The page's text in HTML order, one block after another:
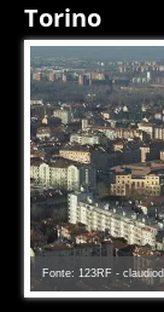
Torino
Fonte: 123RF -